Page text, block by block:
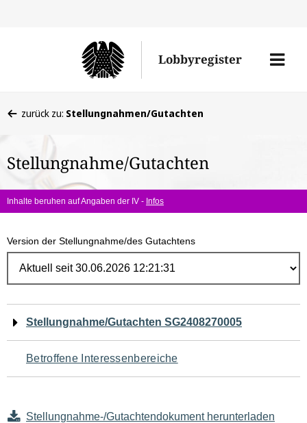
Lobbyregister
Menü
befinden
hier:
zurück zu: Stellungnahmen/Gutachten
Stellungnahme/Gutachten
Inhalte beruhen auf Angaben der IV - Infos
Version der Stellungnahme/des Gutachtens
Navigation
für
den
Seiteninhalt
Stellungnahme/Gutachten SG2408270005
Betroffene Interessenbereiche
Stellungnahme-/Gutachtendokument herunterladen